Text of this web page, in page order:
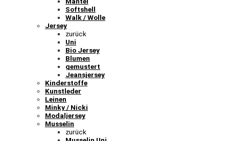
Softshell
Walk / Wolle
Jersey
zurück
Uni
Bio Jersey
Blumen
gemustert
Jeansjersey
Kinderstoffe
Kunstleder
Leinen
Minky / Nicki
Modaljersey
Musselin
zurück